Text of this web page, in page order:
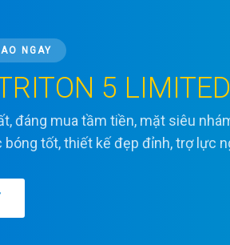
NGAY
5 LIMITED
đáng mua tầm tiền, mặt siêu
bóng tốt, thiết kế đẹp đỉnh, trợ lực